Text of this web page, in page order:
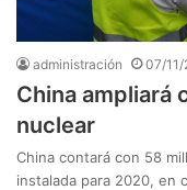
administración 07/11/
China ampliará
nuclear
China contará con 58
instalada para 2020, en